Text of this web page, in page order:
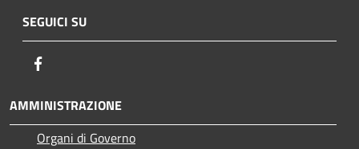
SEGUICI SU
AMMINISTRAZIONE
Organi di Governo